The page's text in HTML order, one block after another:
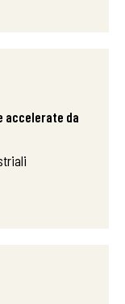
accelerate da